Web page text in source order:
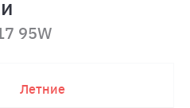
95W
Летние